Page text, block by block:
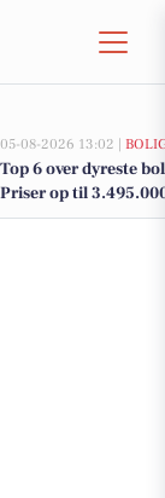
05-08-2026 13:02 |
Top 6 over dyreste
Priser op til